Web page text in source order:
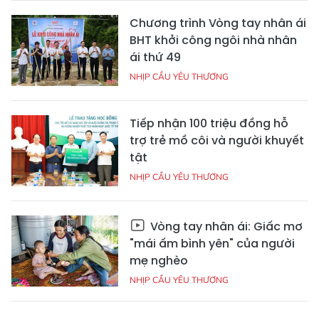
Chương trình Vòng tay nhân ái
BHT khởi công ngôi nhà nhân
ái thứ 49
NHỊP CẦU YÊU THƯƠNG
Tiếp nhận 100 triệu đồng hỗ
trợ trẻ mồ côi và người khuyết
tật
NHỊP CẦU YÊU THƯƠNG
Vòng tay nhân ái: Giấc mơ
"mái ấm bình yên" của người
mẹ nghèo
NHỊP CẦU YÊU THƯƠNG